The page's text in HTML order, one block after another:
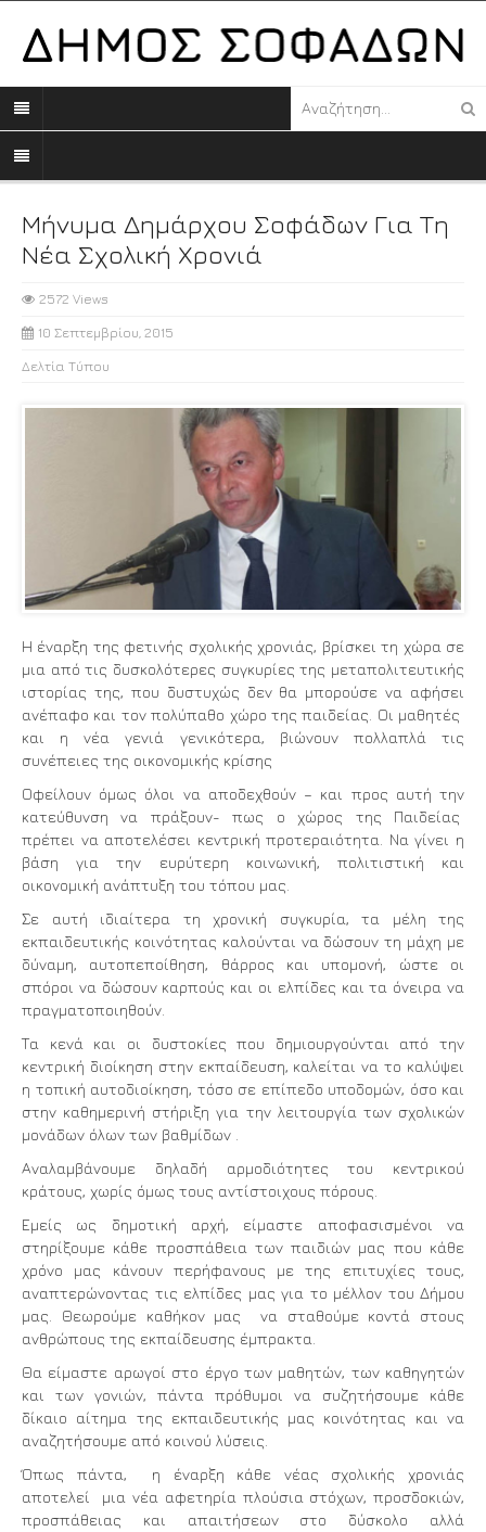
Μήνυμα Δημάρχου Σοφάδων Για Τη
Νέα Σχολική Χρονιά
2572 Views
10 Σεπτεμβρίου, 2015
Δελτία Τύπου
Η έναρξη της φετινής σχολικής χρονιάς, βρίσκει τη χώρα σε
μια από τις δυσκολότερες συγκυρίες της μεταπολιτευτικής
ιστορίας της, που δυστυχώς δεν θα μπορούσε να αφήσει
ανέπαφο και τον πολύπαθο χώρο της παιδείας. Οι μαθητές
και η νέα γενιά γενικότερα, βιώνουν πολλαπλά τις
συνέπειες της οικονομικής κρίσης
Οφείλουν όμως όλοι να αποδεχθούν – και προς αυτή την
κατεύθυνση να πράξουν- πως ο χώρος της Παιδείας
πρέπει να αποτελέσει κεντρική προτεραιότητα. Να γίνει η
βάση για την ευρύτερη κοινωνική, πολιτιστική και
οικονομική ανάπτυξη του τόπου μας.
Σε αυτή ιδιαίτερα τη χρονική συγκυρία, τα μέλη της
εκπαιδευτικής κοινότητας καλούνται να δώσουν τη μάχη με
δύναμη, αυτοπεποίθηση, θάρρος και υπομονή, ώστε οι
σπόροι να δώσουν καρπούς και οι ελπίδες και τα όνειρα να
πραγματοποιηθούν.
Τα κενά και οι δυστοκίες που δημιουργούνται από την
κεντρική διοίκηση στην εκπαίδευση, καλείται να το καλύψει
η τοπική αυτοδιοίκηση, τόσο σε επίπεδο υποδομών, όσο και
στην καθημερινή στήριξη για την λειτουργία των σχολικών
μονάδων όλων των βαθμίδων .
Αναλαμβάνουμε δηλαδή αρμοδιότητες του κεντρικού
κράτους, χωρίς όμως τους αντίστοιχους πόρους.
Εμείς ως δημοτική αρχή, είμαστε αποφασισμένοι να
στηρίξουμε κάθε προσπάθεια των παιδιών μας που κάθε
χρόνο μας κάνουν περήφανους με της επιτυχίες τους,
αναπτερώνοντας τις ελπίδες μας για το μέλλον του Δήμου
μας. Θεωρούμε καθήκον μας να σταθούμε κοντά στους
ανθρώπους της εκπαίδευσης έμπρακτα.
Θα είμαστε αρωγοί στο έργο των μαθητών, των καθηγητών
και των γονιών, πάντα πρόθυμοι να συζητήσουμε κάθε
δίκαιο αίτημα της εκπαιδευτικής μας κοινότητας και να
αναζητήσουμε από κοινού λύσεις.
Όπως πάντα, η έναρξη κάθε νέας σχολικής χρονιάς
αποτελεί μια νέα αφετηρία πλούσια στόχων, προσδοκιών,
προσπάθειας και απαιτήσεων στο δύσκολο αλλά